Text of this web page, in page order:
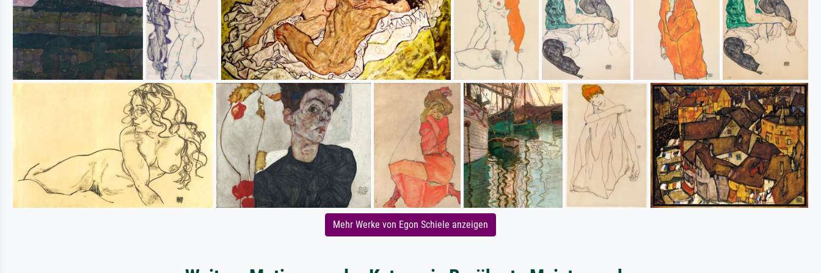
Mehr Werke von Egon Schiele anzeigen